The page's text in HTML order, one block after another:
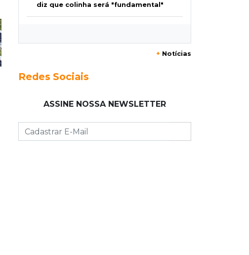
diz que colinha será "fundamental"
Briga termina com homem de 35
Grande
+ Notícias
Redes Sociais
ASSINE NOSSA NEWSLETTER